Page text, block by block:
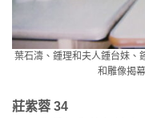
葉石濤、鍾理和夫人鍾台妹、
和雕像揭
莊紫蓉 34